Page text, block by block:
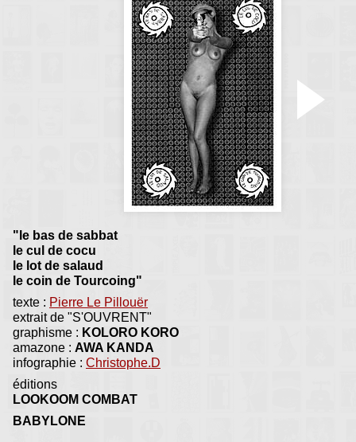
"le bas de sabbat
le cul de cocu
le lot de salaud
le coin de Tourcoing"
texte : Pierre Le Pillouër
extrait de "S'OUVRENT"
graphisme : KOLORO KORO
amazone : AWA KANDA
infographie : Christophe.D
éditions
LOOKOOM COMBAT
BABYLONE
Charleville Mézières 2004